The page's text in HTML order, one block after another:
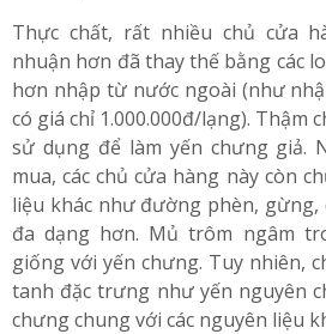
Thực chất, rất nhiều chủ cửa
nhuận hơn đã thay thế bằng các
hơn nhập từ nước ngoài (như
có giá chỉ 1.000.000đ/lạng). Thậm
sử dụng để làm yến chưng giả.
mua, các chủ cửa hàng này còn
liệu khác như đường phèn,
đa dạng hơn. Mủ trôm ngâm
giống với yến chưng. Tuy nhiên,
tanh đặc trưng như yến nguyên
chưng chung với các nguyên liệu